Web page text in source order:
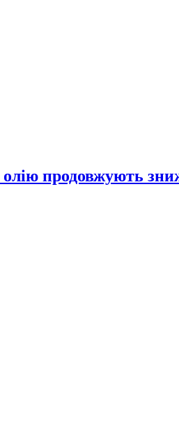
продовжують